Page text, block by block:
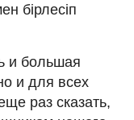
бірлесіп
и большая
и для всех
раз сказать,